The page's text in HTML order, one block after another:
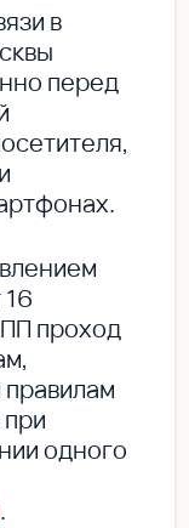
в
перед
проход
одного
.